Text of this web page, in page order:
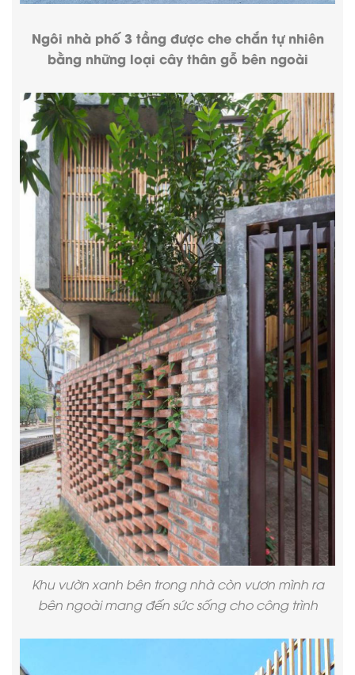
Ngôi nhà phố 3 tầng được che chắn tự nhiên
bằng những loại cây thân gỗ bên ngoài
Khu vườn xanh bên trong nhà còn vươn mình ra
bên ngoài mang đến sức sống cho công trình